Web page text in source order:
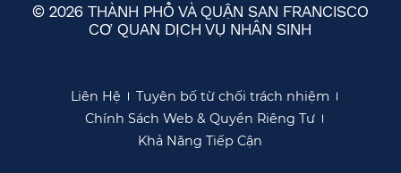
© 2026 THÀNH PHỐ VÀ QUẬN SAN FRANCISCO
CƠ QUAN DỊCH VỤ NHÂN SINH
Liên Hệ​​
Tuyên bố từ chối trách nhiệm​​
Chính Sách Web & Quyền Riêng Tư​​
Khả Năng Tiếp Cận​​